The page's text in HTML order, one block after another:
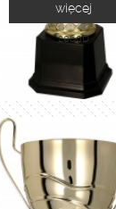
2060D
więcej